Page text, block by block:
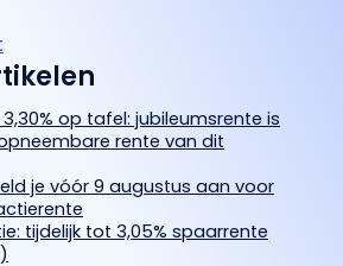
op tafel: jubileumsrente is
rente van dit
je vóór 9 augustus aan voor
tijdelijk tot 3,05% spaarrente